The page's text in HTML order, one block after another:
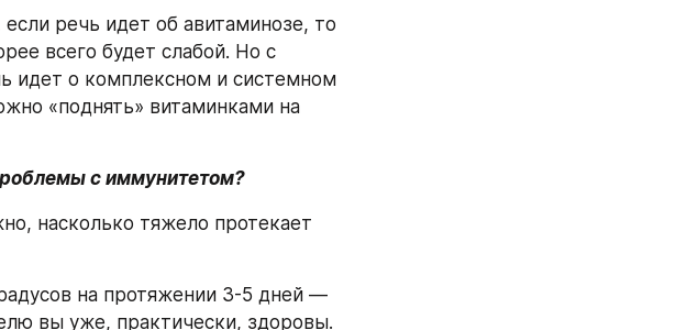
речь идет об авитаминозе, то
всего будет слабой. Но с
идет о комплексном и системном
«поднять» витаминками на
с иммунитетом?
насколько тяжело протекает
на протяжении 3-5 дней —
вы уже, практически, здоровы.